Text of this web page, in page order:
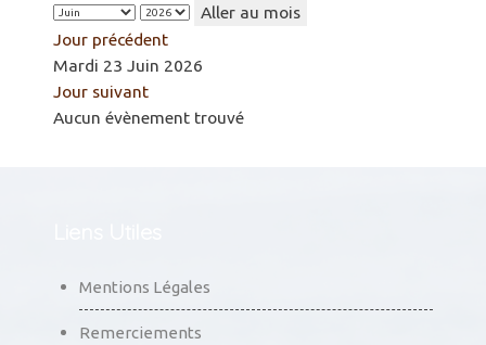
Aller au mois
Jour précédent
Mardi 23 Juin 2026
Jour suivant
Aucun évènement trouvé
Mentions Légales
Remerciements